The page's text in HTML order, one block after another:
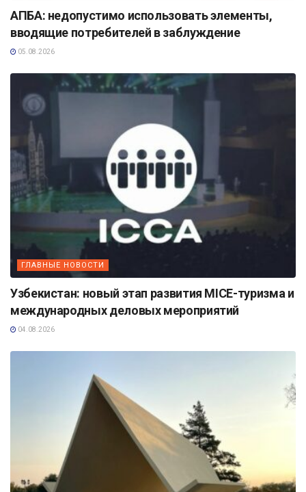
АПБА: недопустимо использовать элементы,
вводящие потребителей в заблуждение
05.08.2026
ГЛАВНЫЕ НОВОСТИ
Узбекистан: новый этап развития MICE-туризма и
международных деловых мероприятий
04.08.2026